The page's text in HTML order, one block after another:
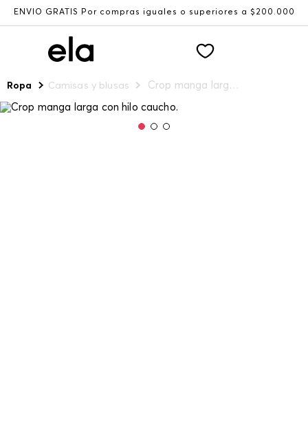
ENVÍO GRATIS Por compras iguales o superiores a $200.000
Ropa Camisas y blusas Crop manga larga con hilo caucho.